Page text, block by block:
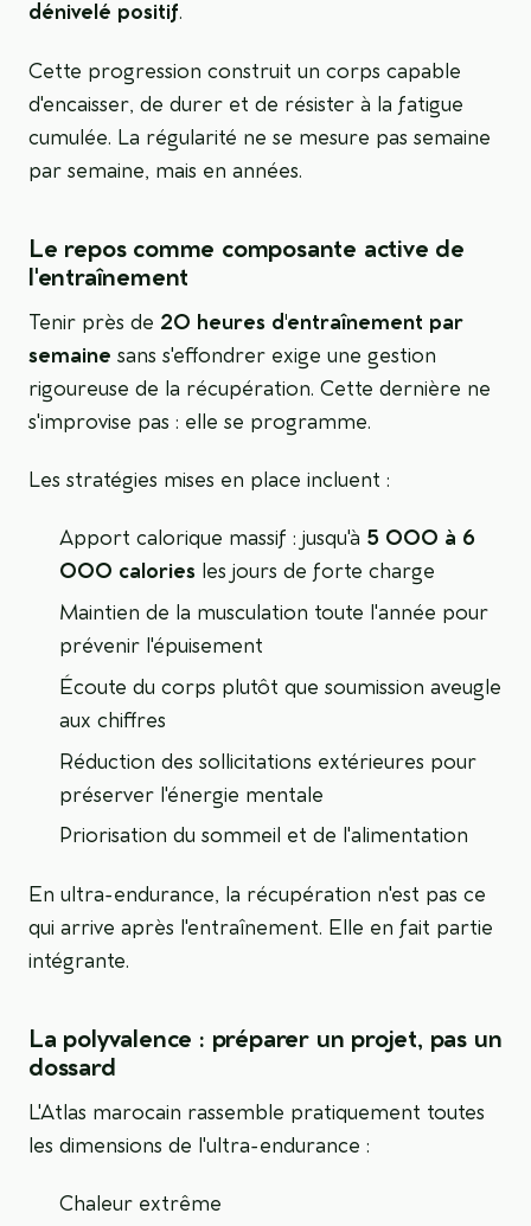
dénivelé positif.
Cette progression construit un corps capable
d'encaisser, de durer et de résister à la fatigue
cumulée. La régularité ne se mesure pas semaine
par semaine, mais en années.
Le repos comme composante active de
l'entraînement
Tenir près de 20 heures d'entraînement par
semaine sans s'effondrer exige une gestion
rigoureuse de la récupération. Cette dernière ne
s'improvise pas : elle se programme.
Les stratégies mises en place incluent :
Apport calorique massif : jusqu'à 5 000 à 6
000 calories les jours de forte charge
Maintien de la musculation toute l'année pour
prévenir l'épuisement
Écoute du corps plutôt que soumission aveugle
aux chiffres
Réduction des sollicitations extérieures pour
préserver l'énergie mentale
Priorisation du sommeil et de l'alimentation
En ultra-endurance, la récupération n'est pas ce
qui arrive après l'entraînement. Elle en fait partie
intégrante.
La polyvalence : préparer un projet, pas un
dossard
L'Atlas marocain rassemble pratiquement toutes
les dimensions de l'ultra-endurance :
Chaleur extrême